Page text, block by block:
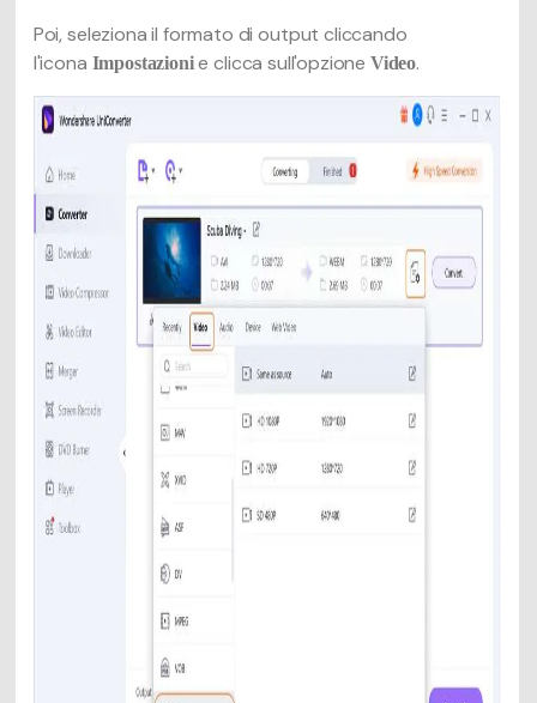
Poi, seleziona il formato di output cliccando
l'icona Impostazioni e clicca sull'opzione Video.